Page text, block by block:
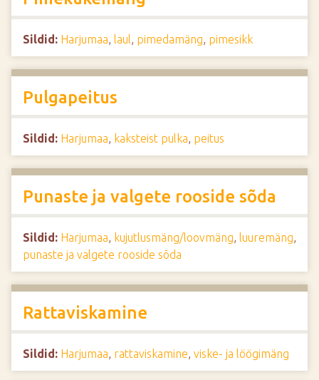
Sildid: Harjumaa, laul, pimedamäng, pimesikk
Pulgapeitus
Sildid: Harjumaa, kaksteist pulka, peitus
Punaste ja valgete rooside sõda
Sildid: Harjumaa, kujutlusmäng/loovmäng, luuremäng,
punaste ja valgete rooside sõda
Rattaviskamine
Sildid: Harjumaa, rattaviskamine, viske- ja löögimäng